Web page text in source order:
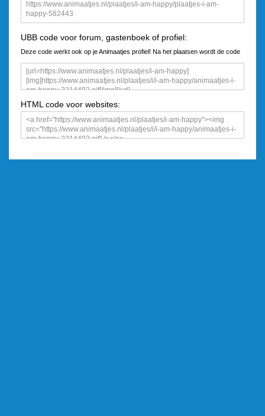
UBB code voor forum, gastenboek of profiel:
Deze code werkt ook op je Animaatjes profiel! Na het plaatsen wordt de code
een plaatje
HTML code voor websites: